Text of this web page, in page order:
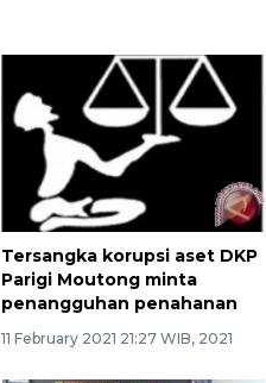
Tersangka korupsi aset DKP
Parigi Moutong minta
penangguhan penahanan
11 February 2021 21:27 WIB, 2021